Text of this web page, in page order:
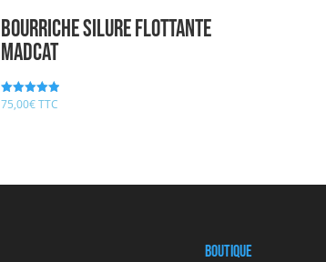
Bourriche Silure FLOTTANTE
MADCAT
Note
5.00
75,00€ TTC
Boutique